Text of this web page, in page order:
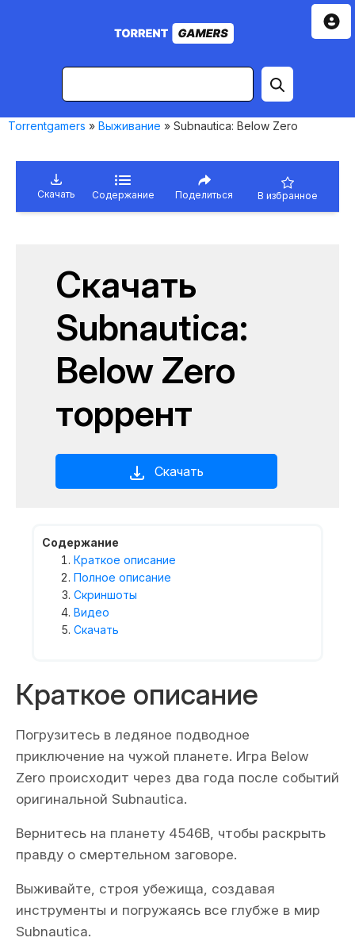
Torrentgamers » Выживание » Subnautica: Below Zero
Скачать Содержание Поделиться В избранное
Скачать
Subnautica:
Below Zero
торрент
Скачать
Содержание
Краткое описание
Полное описание
Скриншоты
Видео
Скачать
Краткое описание
Погрузитесь в ледяное подводное
приключение на чужой планете. Игра Below
Zero происходит через два года после событий
оригинальной Subnautica.
Вернитесь на планету 4546B, чтобы раскрыть
правду о смертельном заговоре.
Выживайте, строя убежища, создавая
инструменты и погружаясь все глубже в мир
Subnautica.